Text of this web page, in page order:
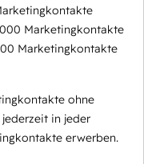
Marketingkontakte
Marketingkontakte
ohne
in jeder
erwerben.